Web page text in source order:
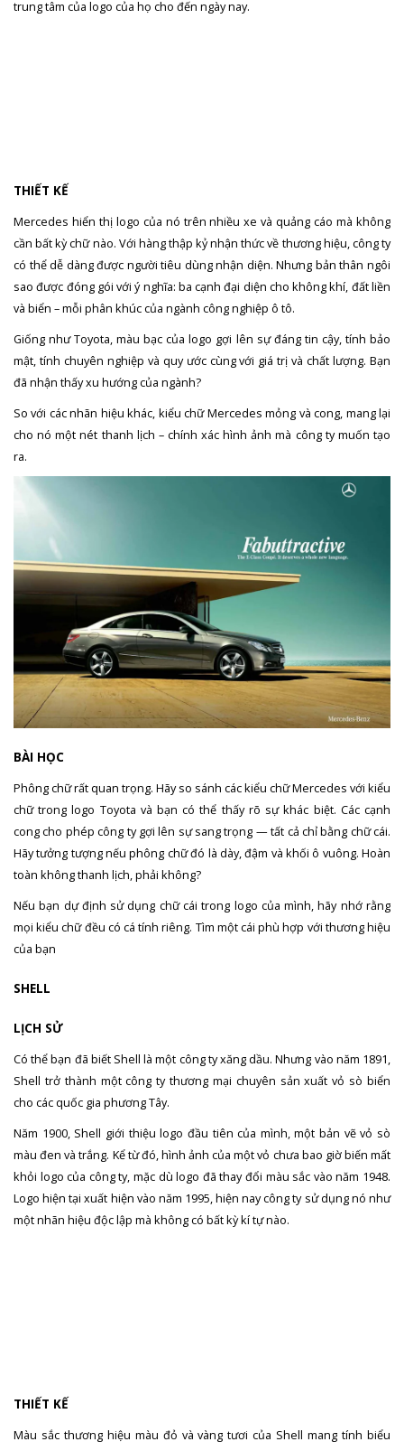
trung tâm của logo của họ cho đến ngày nay.
THIẾT KẾ
Mercedes hiển thị logo của nó trên nhiều xe và quảng cáo mà không
cần bất kỳ chữ nào. Với hàng thập kỷ nhận thức về thương hiệu, công ty
có thể dễ dàng được người tiêu dùng nhận diện. Nhưng bản thân ngôi
sao được đóng gói với ý nghĩa: ba cạnh đại diện cho không khí, đất liền
và biển – mỗi phân khúc của ngành công nghiệp ô tô.
Giống như Toyota, màu bạc của logo gợi lên sự đáng tin cậy, tính bảo
mật, tính chuyên nghiệp và quy ước cùng với giá trị và chất lượng. Bạn
đã nhận thấy xu hướng của ngành?
So với các nhãn hiệu khác, kiểu chữ Mercedes mỏng và cong, mang lại
cho nó một nét thanh lịch – chính xác hình ảnh mà công ty muốn tạo
ra.
BÀI HỌC
Phông chữ rất quan trọng. Hãy so sánh các kiểu chữ Mercedes với kiểu
chữ trong logo Toyota và bạn có thể thấy rõ sự khác biệt. Các cạnh
cong cho phép công ty gợi lên sự sang trọng — tất cả chỉ bằng chữ cái.
Hãy tưởng tượng nếu phông chữ đó là dày, đậm và khối ô vuông. Hoàn
toàn không thanh lịch, phải không?
Nếu bạn dự định sử dụng chữ cái trong logo của mình, hãy nhớ rằng
mọi kiểu chữ đều có cá tính riêng. Tìm một cái phù hợp với thương hiệu
của bạn
SHELL
LỊCH SỬ
Có thể bạn đã biết Shell là một công ty xăng dầu. Nhưng vào năm 1891,
Shell trở thành một công ty thương mại chuyên sản xuất vỏ sò biển
cho các quốc gia phương Tây.
Năm 1900, Shell giới thiệu logo đầu tiên của mình, một bản vẽ vỏ sò
màu đen và trắng. Kể từ đó, hình ảnh của một vỏ chưa bao giờ biến mất
khỏi logo của công ty, mặc dù logo đã thay đổi màu sắc vào năm 1948.
Logo hiện tại xuất hiện vào năm 1995, hiện nay công ty sử dụng nó như
một nhãn hiệu độc lập mà không có bất kỳ kí tự nào.
THIẾT KẾ
Màu sắc thương hiệu màu đỏ và vàng tươi của Shell mang tính biểu